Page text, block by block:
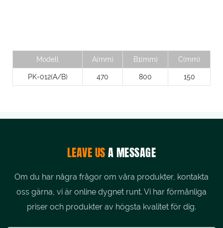
Modell A(mm) B1(mm) C(mm)
PK-012(A/B) 470 800 150
LEAVE USA MESSAGE
Om du har några frågor om våra produkter, kontakta
oss gärna, vi är online dygnet runt. Vi har förmånliga
priser och produkter av högsta kvalitet för dig.